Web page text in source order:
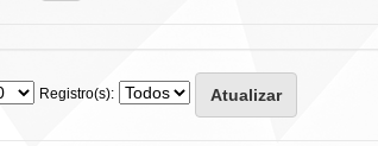
Registro(s):